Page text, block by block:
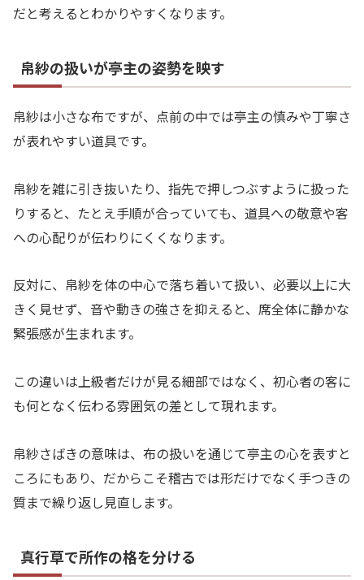
だと考えるとわかりやすくなります。
帛紗の扱いが亭主の姿勢を映す
帛紗は小さな布ですが、点前の中では亭主の慎みや丁寧さ
が表れやすい道具です。
帛紗を雑に引き抜いたり、指先で押しつぶすように扱った
りすると、たとえ手順が合っていても、道具への敬意や客
への心配りが伝わりにくくなります。
反対に、帛紗を体の中心で落ち着いて扱い、必要以上に大
きく見せず、音や動きの強さを抑えると、席全体に静かな
緊張感が生まれます。
この違いは上級者だけが見る細部ではなく、初心者の客に
も何となく伝わる雰囲気の差として現れます。
帛紗さばきの意味は、布の扱いを通じて亭主の心を表すと
ころにもあり、だからこそ稽古では形だけでなく手つきの
質まで繰り返し見直します。
真行草で所作の格を分ける